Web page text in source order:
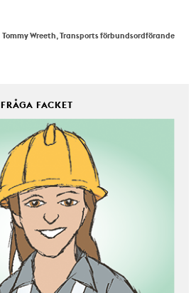
Tommy Wreeth, Transports förbundsordförande
FRÅGA FACKET